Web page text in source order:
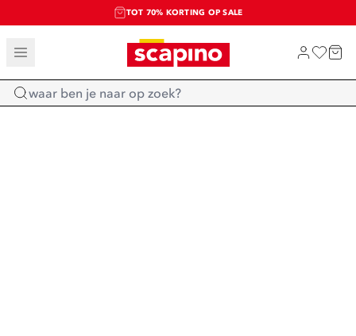
TOT 70% KORTING OP SALE
SALE: LAATSTE KANS!
SHOP NIEUW
Home